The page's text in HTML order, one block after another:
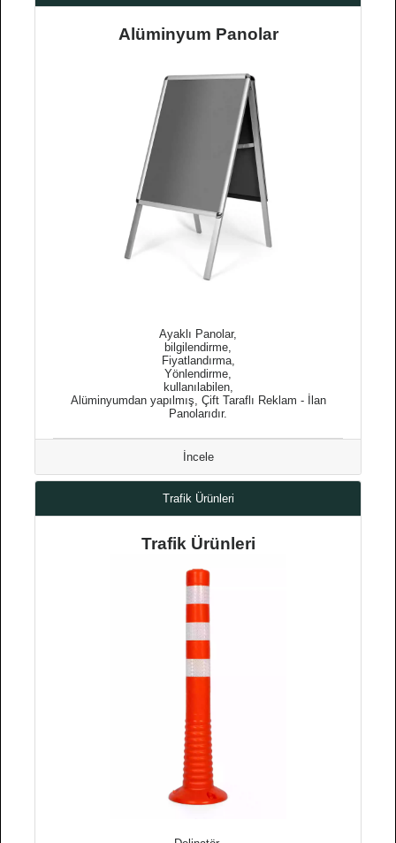
Alüminyum Panolar
Ayaklı Panolar,
bilgilendirme,
Fiyatlandırma,
Yönlendirme,
kullanılabilen,
Alüminyumdan yapılmış, Çift Taraflı Reklam - İlan
Panolarıdır.
İncele
Trafik Ürünleri
Trafik Ürünleri